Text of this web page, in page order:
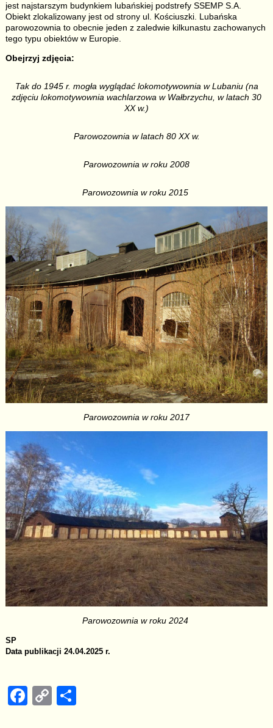
jest najstarszym budynkiem lubańskiej podstrefy SSEMP S.A.
Obiekt zlokalizowany jest od strony ul. Kościuszki. Lubańska
parowozownia to obecnie jeden z zaledwie kilkunastu zachowanych
tego typu obiektów w Europie.
Obejrzyj zdjęcia:
Tak do 1945 r. mogła wyglądać lokomotywownia w Lubaniu (na
zdjęciu lokomotywownia wachlarzowa w Wałbrzychu, w latach 30
XX w.)
Parowozownia w latach 80 XX w.
Parowozownia w roku 2008
Parowozownia w roku 2015
Parowozownia w roku 2017
Parowozownia w roku 2024
SP
Data publikacji 24.04.2025 r.
F
C